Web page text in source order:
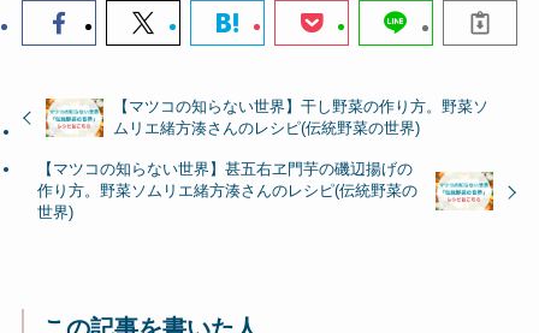
【マツコの知らない世界】干し野菜の作り方。野菜ソ
ムリエ緒方湊さんのレシピ(伝統野菜の世界)
【マツコの知らない世界】甚五右ヱ門芋の磯辺揚げの
作り方。野菜ソムリエ緒方湊さんのレシピ(伝統野菜の
世界)